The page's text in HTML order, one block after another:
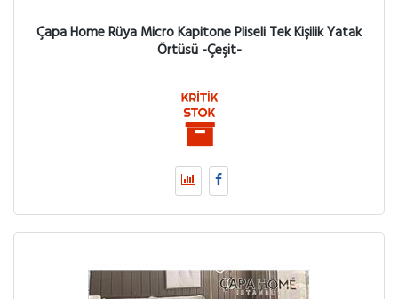
Çapa Home Rüya Micro Kapitone Pliseli Tek Kişilik Yatak
Örtüsü -Çeşit-